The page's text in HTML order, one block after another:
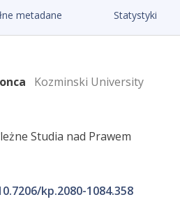
metadane Statystyki
Kozminski University
Studia nad Prawem
kp.2080-1084.358